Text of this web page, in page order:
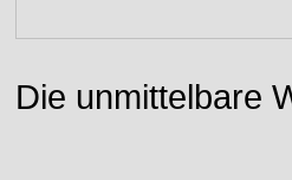
Die unmittelbare